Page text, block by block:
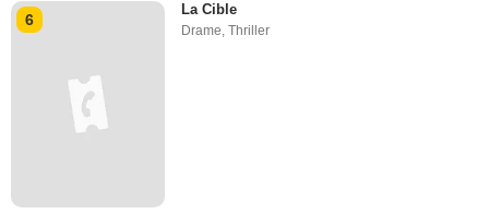
6
La Cible
Drame,Thriller